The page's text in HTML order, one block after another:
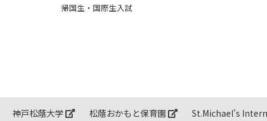
帰国生・国際生入試
神戸松蔭大学 松蔭おかもと保育園 St.Michael's